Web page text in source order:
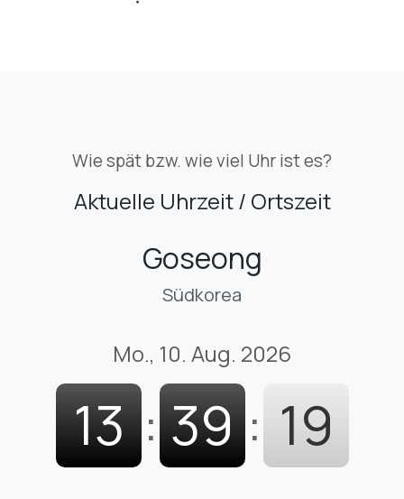
Wie spät bzw. wie viel Uhr ist es?
Aktuelle Uhrzeit / Ortszeit
Goseong
Südkorea
Mo., 10. Aug. 2026
13 : 39 : 20